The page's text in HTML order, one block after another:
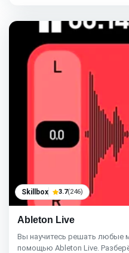
Skillbox 3.7(246)
Ableton Live
Вы научитесь решать любые
помощью Ableton Live.